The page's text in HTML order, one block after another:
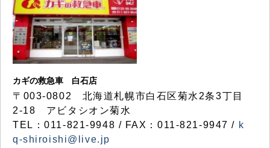
カギの救急車 白石店
〒003-0802 北海道札幌市白石区菊水2条3丁目
2-18 アビタシオン菊水
TEL：011-821-9948 / FAX：011-821-9947 / k
q-shiroishi@live.jp